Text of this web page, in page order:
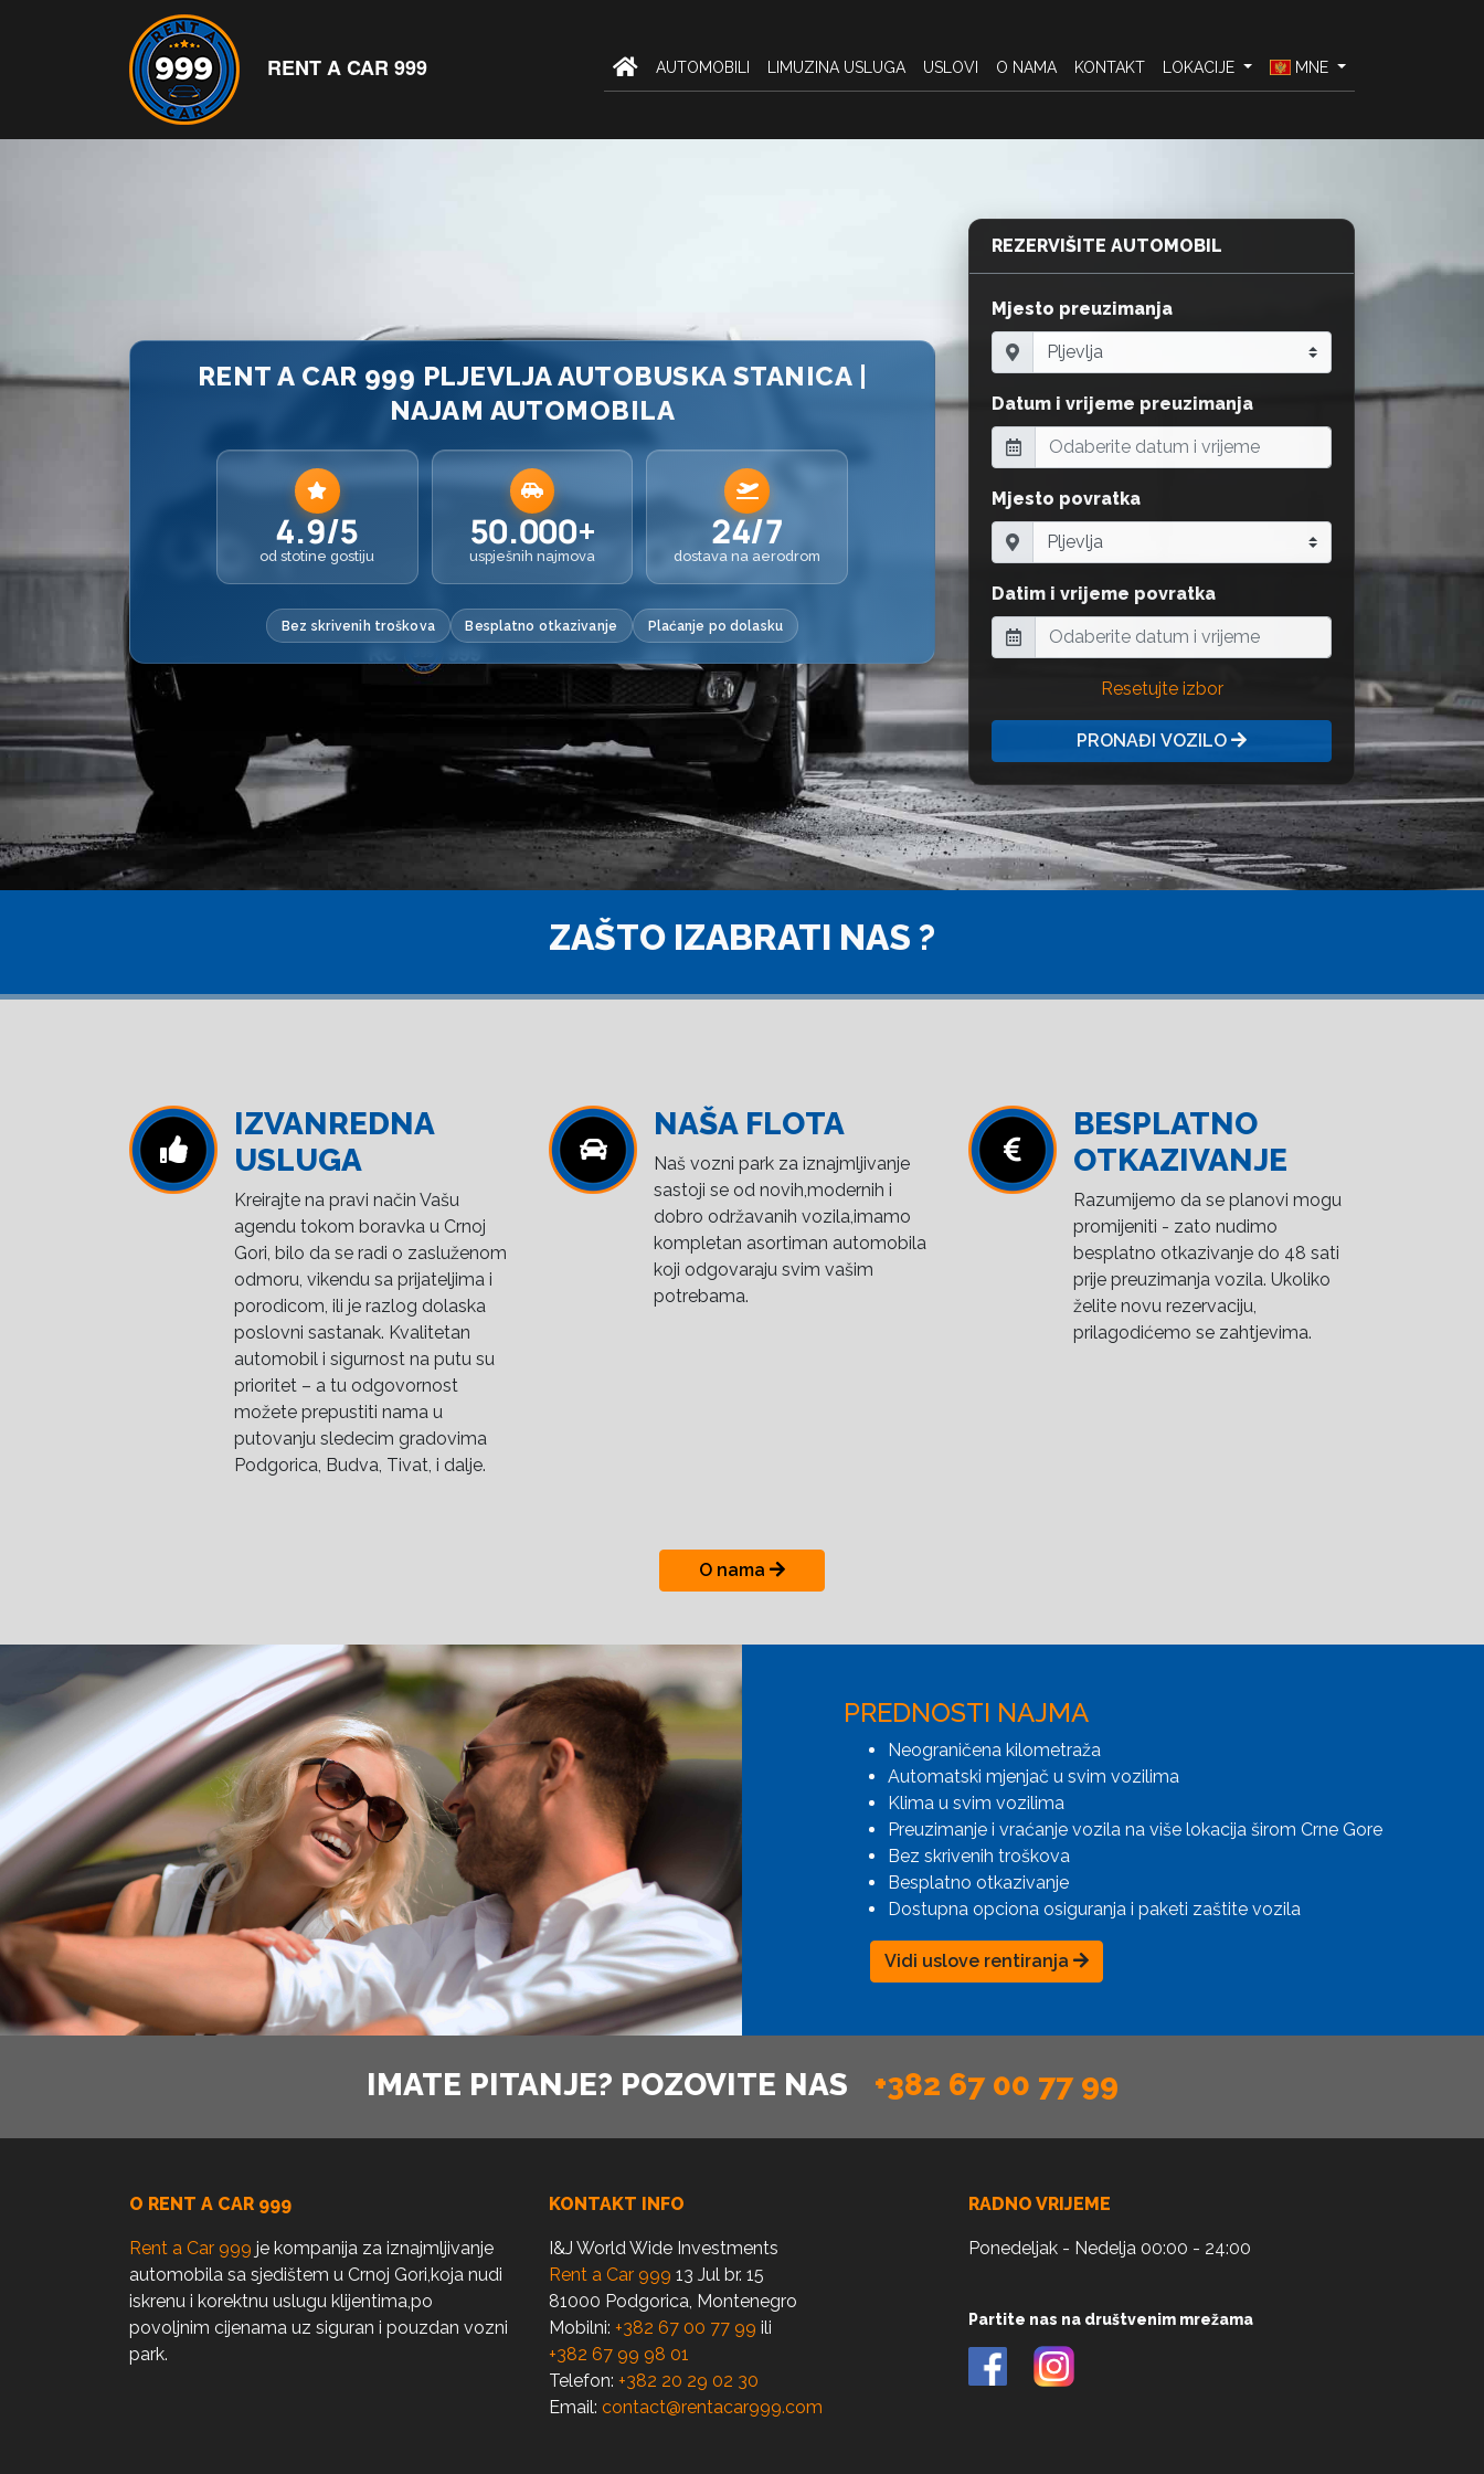
RENT A CAR 999 AUTOMOBILI LIMUZINA USLUGA USLOVI O NAMA KONTAKT LOKACIJE MNE
RENT A CAR 999 PLJEVLJA AUTOBUSKA STANICA |
NAJAM AUTOMOBILA
4.9/5
od stotine gostiju
50.000+
uspješnih najmova
24/7
dostava na aerodrom
Bez skrivenih troškova Besplatno otkazivanje Plaćanje po dolasku
REZERVIŠITE AUTOMOBIL
Mjesto preuzimanja
Datum i vrijeme preuzimanja
Mjesto povratka
Datim i vrijeme povratka
Resetujte izbor
PRONAĐI VOZILO
ZAŠTO IZABRATI NAS ?
IZVANREDNA
USLUGA
Kreirajte na pravi način Vašu
agendu tokom boravka u Crnoj
Gori, bilo da se radi o zasluženom
odmoru, vikendu sa prijateljima i
porodicom, ili je razlog dolaska
poslovni sastanak. Kvalitetan
automobil i sigurnost na putu su
prioritet – a tu odgovornost
možete prepustiti nama u
putovanju sledecim gradovima
Podgorica, Budva, Tivat, i dalje.
NAŠA FLOTA
Naš vozni park za iznajmljivanje
sastoji se od novih,modernih i
dobro održavanih vozila,imamo
kompletan asortiman automobila
koji odgovaraju svim vašim
potrebama.
BESPLATNO
OTKAZIVANJE
Razumijemo da se planovi mogu
promijeniti - zato nudimo
besplatno otkazivanje do 48 sati
prije preuzimanja vozila. Ukoliko
želite novu rezervaciju,
prilagodićemo se zahtjevima.
O nama
PREDNOSTI NAJMA
Neograničena kilometraža
Automatski mjenjač u svim vozilima
Klima u svim vozilima
Preuzimanje i vraćanje vozila na više lokacija širom Crne Gore
Bez skrivenih troškova
Besplatno otkazivanje
Dostupna opciona osiguranja i paketi zaštite vozila
Vidi uslove rentiranja
IMATE PITANJE? POZOVITE NAS +382 67 00 77 99
O RENT A CAR 999
Rent a Car 999 je kompanija za iznajmljivanje
automobila sa sjedištem u Crnoj Gori,koja nudi
iskrenu i korektnu uslugu klijentima,po
povoljnim cijenama uz siguran i pouzdan vozni
park.
KONTAKT INFO
I&J World Wide Investments
Rent a Car 999 13 Jul br. 15
81000 Podgorica, Montenegro
Mobilni: +382 67 00 77 99 ili
+382 67 99 98 01
Telefon: +382 20 29 02 30
Email: contact@rentacar999.com
RADNO VRIJEME
Ponedeljak - Nedelja 00:00 - 24:00
Partite nas na društvenim mrežama